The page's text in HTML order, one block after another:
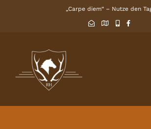
„Carpe diem“ – Nutze den